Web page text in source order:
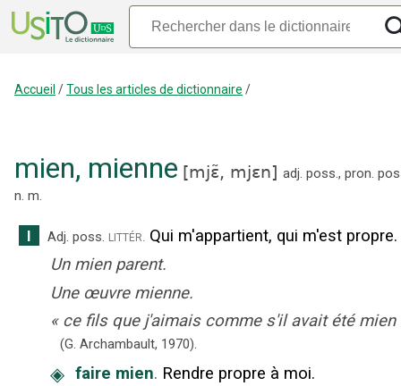
Accueil /Tous les articles de dictionnaire /
mien, mienne [mjɛ̃, mjɛn] adj. poss., pron.
n. m.
I Adj. poss. littér. Qui m'appartient, qui m'est propre.
Un mien parent.
Une œuvre mienne.
« ce fils que j'aimais comme s'il avait été mien
(G. Archambault, 1970).
◈ faire mien. Rendre propre à moi.